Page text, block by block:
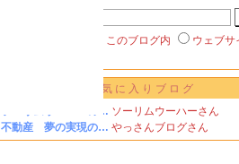
このブログ内 ウェブサ
お気に入りブログ
ソーリムウーハーの… ソーリムウーハーさん
不動産 夢の実現の… やっさんブログさん